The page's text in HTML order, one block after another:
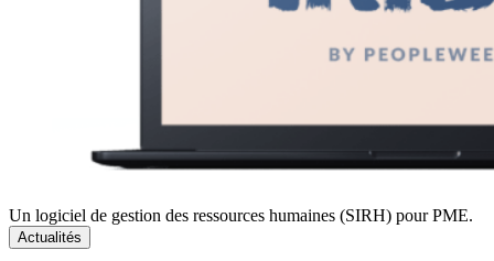
Un logiciel de gestion des ressources humaines (SIRH) pour PME.
Actualités